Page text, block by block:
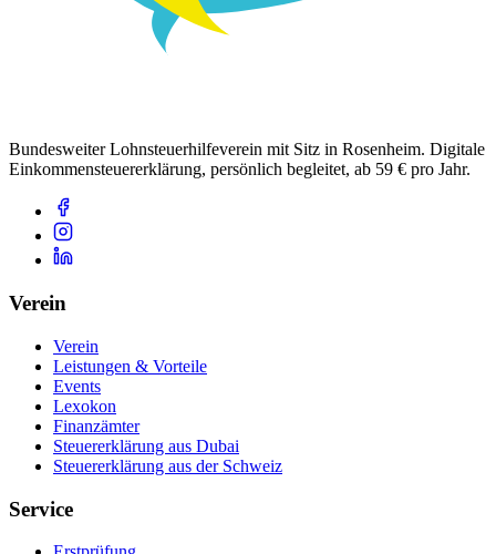
Bundesweiter Lohnsteuerhilfeverein mit Sitz in Rosenheim. Digitale
Einkommensteuererklärung, persönlich begleitet, ab 59 € pro Jahr.
Verein
Verein
Leistungen & Vorteile
Events
Lexokon
Finanzämter
Steuererklärung aus Dubai
Steuererklärung aus der Schweiz
Service